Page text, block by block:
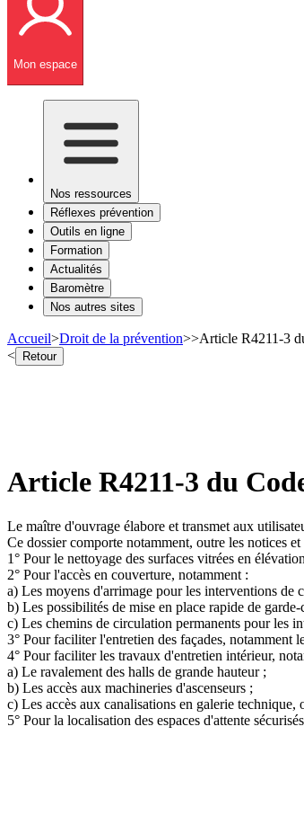
Mon espace
Nos ressources
Réflexes prévention
Outils en ligne
Formation
Actualités
Baromètre
Nos autres sites
Accueil>Droit de la prévention>>Article R4211-3
< Retour
Article R4211-3 du
Le maître d'ouvrage élabore et transmet aux
Ce dossier comporte notamment, outre les notices
1° Pour le nettoyage des surfaces vitrées en
2° Pour l'accès en couverture, notamment :
a) Les moyens d'arrimage pour les interventions de
b) Les possibilités de mise en place rapide de
c) Les chemins de circulation permanents pour les
3° Pour faciliter l'entretien des façades, notamment
4° Pour faciliter les travaux d'entretien intérieur,
a) Le ravalement des halls de grande hauteur ;
b) Les accès aux machineries d'ascenseurs ;
c) Les accès aux canalisations en galerie technique,
5° Pour la localisation des espaces d'attente